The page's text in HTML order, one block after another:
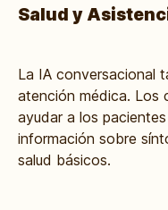
Salud y
La IA conversacional
atención médica. Los
ayudar a los
información sobre
salud básicos.